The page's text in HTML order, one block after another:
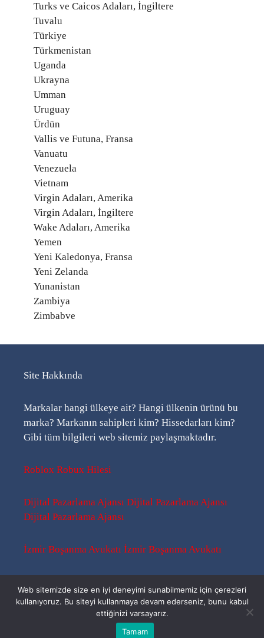
Turks ve Caicos Adaları, İngiltere
Tuvalu
Türkiye
Türkmenistan
Uganda
Ukrayna
Umman
Uruguay
Ürdün
Vallis ve Futuna, Fransa
Vanuatu
Venezuela
Vietnam
Virgin Adaları, Amerika
Virgin Adaları, İngiltere
Wake Adaları, Amerika
Yemen
Yeni Kaledonya, Fransa
Yeni Zelanda
Yunanistan
Zambiya
Zimbabve
Site Hakkında
Markalar hangi ülkeye ait? Hangi ülkenin ürünü bu
marka? Markanın sahipleri kim? Hissedarları kim?
Gibi tüm bilgileri web sitemiz paylaşmaktadır.
Roblox Robux Hilesi
Dijital Pazarlama Ajansı Dijital Pazarlama Ajansı
Dijital Pazarlama Ajansı
İzmir Boşanma Avukatı İzmir Boşanma Avukatı
Bu Kimin Ürünü ? | 2026 ©
Web sitemizde size en iyi deneyimi sunabilmemiz için çerezleri
kullanıyoruz. Bu siteyi kullanmaya devam ederseniz, bunu kabul
ettiğinizi varsayarız.
Tamam